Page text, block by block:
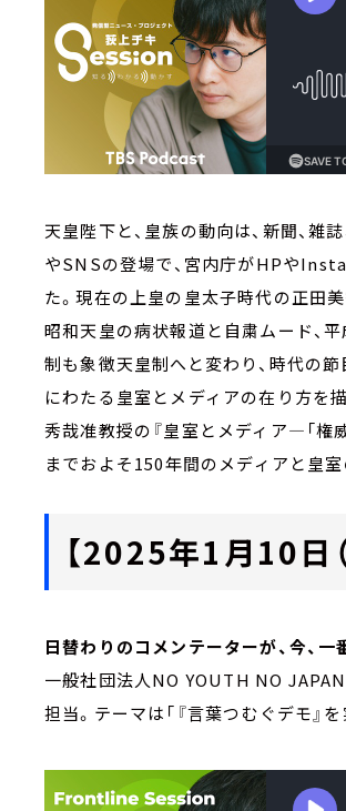
天皇陛下と、皇族の動向は、新聞、雑
やSNSの登場で、宮内庁がHPや
た。現在の上皇の皇太子時代の正田
昭和天皇の病状報道と自粛ムード、平
制も象徴天皇制へと変わり、時代の
にわたる皇室とメディアの在り方を
秀哉准教授の『皇室とメディア―「権
までおよそ150年間のメディアと皇
【2025年1月10
日替わりのコメンテーターが、今、
一般社団法人NO YOUTH NO
担当。テーマは「『言葉つむぐデモ』